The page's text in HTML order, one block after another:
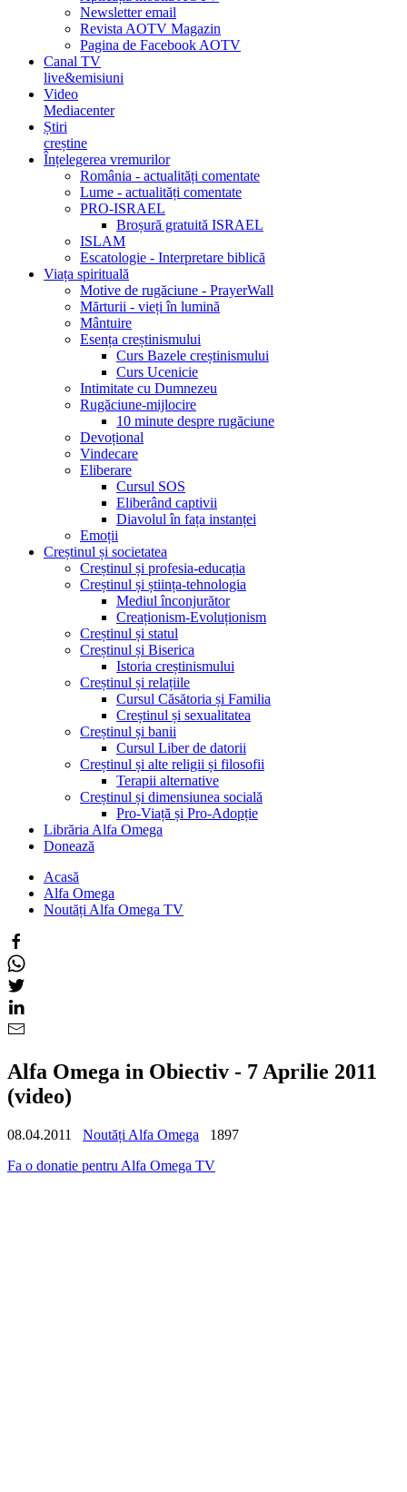
Newsletter email
Revista AOTV Magazin
Pagina de Facebook AOTV
Canal TV
live&emisiuni
Video
Mediacenter
Știri
creștine
Înțelegerea vremurilor
România - actualități comentate
Lume - actualități comentate
PRO-ISRAEL
Broșură gratuită ISRAEL
ISLAM
Escatologie - Interpretare biblică
Viața spirituală
Motive de rugăciune - PrayerWall
Mărturii - vieți în lumină
Mântuire
Esența creștinismului
Curs Bazele creștinismului
Curs Ucenicie
Intimitate cu Dumnezeu
Rugăciune-mijlocire
10 minute despre rugăciune
Devoțional
Vindecare
Eliberare
Cursul SOS
Eliberând captivii
Diavolul în fața instanței
Emoții
Creștinul și societatea
Creștinul și profesia-educația
Creștinul și știința-tehnologia
Mediul înconjurător
Creaționism-Evoluționism
Creștinul și statul
Creștinul și Biserica
Istoria creștinismului
Creștinul și relațiile
Cursul Căsătoria și Familia
Creștinul și sexualitatea
Creștinul și banii
Cursul Liber de datorii
Creștinul și alte religii și filosofii
Terapii alternative
Creștinul și dimensiunea socială
Pro-Viață și Pro-Adopție
Librăria Alfa Omega
Donează
Acasă
Alfa Omega
Noutăți Alfa Omega TV
Alfa Omega in Obiectiv - 7 Aprilie 2011
(video)
08.04.2011 Noutăți Alfa Omega
1897
Fa o donatie pentru Alfa Omega TV